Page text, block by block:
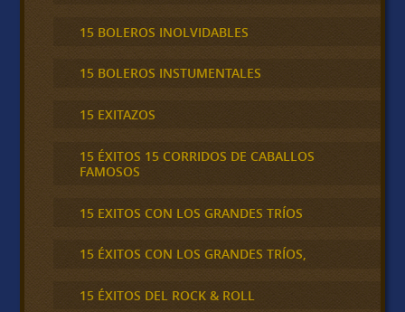
15 BOLEROS INOLVIDABLES
15 BOLEROS INSTUMENTALES
15 EXITAZOS
15 ÉXITOS 15 CORRIDOS DE CABALLOS
FAMOSOS
15 EXITOS CON LOS GRANDES TRÍOS
15 ÉXITOS CON LOS GRANDES TRÍOS,
15 ÉXITOS DEL ROCK & ROLL